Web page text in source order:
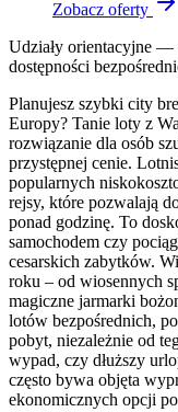
Zobacz oferty
Udziały orientacyjne —
dostępności
Planujesz szybki city
Europy? Tanie loty z
rozwiązanie dla osób
przystępnej cenie.
popularnych
rejsy, które pozwalają
ponad godzinę. To
samochodem czy
cesarskich zabytków.
roku – od wiosennych
magiczne jarmarki
lotów bezpośrednich,
pobyt, niezależnie od
wypad, czy dłuższy
często bywa objęta
ekonomicznych opcji